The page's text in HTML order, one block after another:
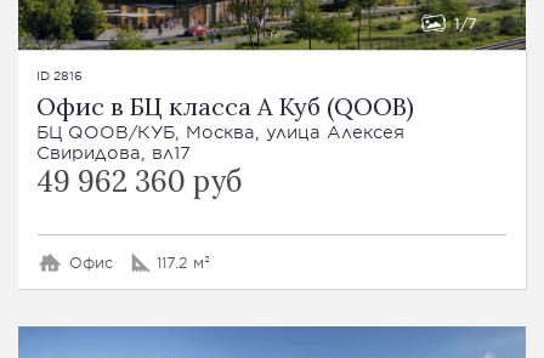
1 7
ID 2816
Офис в БЦ класса А Куб (QOOB)
БЦ QOOB/КУБ, Москва, улица Алексея
Свиридова, вл17
49 962 360 руб
Офис 117.2 м²